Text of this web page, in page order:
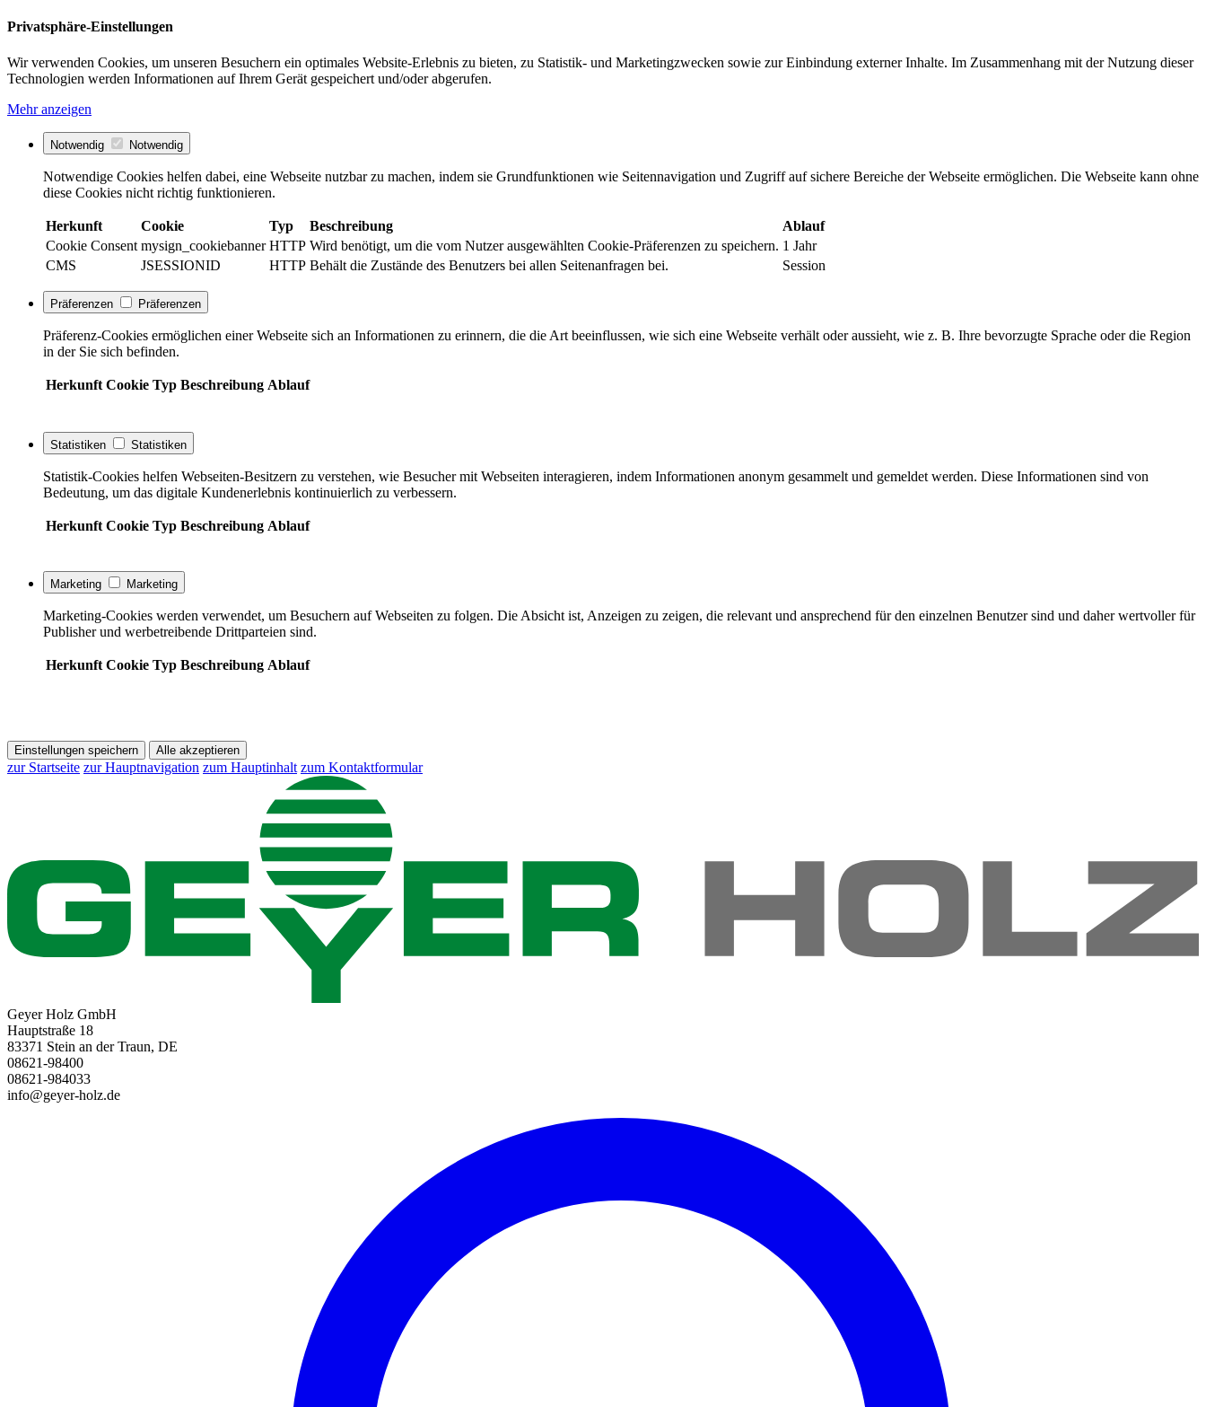
Privatsphäre-Einstellungen
Wir verwenden Cookies, um unseren Besuchern ein optimales Website-Erlebnis zu bieten, zu Statistik- und Marketingzwecken sowie zur Einbindung externer Inhalte. Im Zusammenhang mit der Nutzung dieser
Technologien werden Informationen auf Ihrem Gerät gespeichert und/oder abgerufen.
Mehr anzeigen
Notwendig Notwendig
Notwendige Cookies helfen dabei, eine Webseite nutzbar zu machen, indem sie Grundfunktionen wie Seitennavigation und Zugriff auf sichere Bereiche der Webseite ermöglichen. Die Webseite kann ohne
diese Cookies nicht richtig funktionieren.
Herkunft Cookie Typ Beschreibung
Ablauf
Cookie Consent mysign_cookiebanner HTTP Wird benötigt, um die vom Nutzer ausgewählten Cookie-Präferenzen zu speichern. 1 Jahr
CMS
JSESSIONID HTTP Behält die Zustände des Benutzers bei allen Seitenanfragen bei. Session
Präferenzen Präferenzen
Präferenz-Cookies ermöglichen einer Webseite sich an Informationen zu erinnern, die die Art beeinflussen, wie sich eine Webseite verhält oder aussieht, wie z. B. Ihre bevorzugte Sprache oder die Region
in der Sie sich befinden.
Herkunft Cookie Typ Beschreibung Ablauf
Statistiken Statistiken
Statistik-Cookies helfen Webseiten-Besitzern zu verstehen, wie Besucher mit Webseiten interagieren, indem Informationen anonym gesammelt und gemeldet werden. Diese Informationen sind von
Bedeutung, um das digitale Kundenerlebnis kontinuierlich zu verbessern.
Herkunft Cookie Typ Beschreibung Ablauf
Marketing Marketing
Marketing-Cookies werden verwendet, um Besuchern auf Webseiten zu folgen. Die Absicht ist, Anzeigen zu zeigen, die relevant und ansprechend für den einzelnen Benutzer sind und daher wertvoller für
Publisher und werbetreibende Drittparteien sind.
Herkunft Cookie Typ Beschreibung Ablauf
Einstellungen speichern Alle akzeptieren
zur Startseite zur Hauptnavigation zum Hauptinhalt zum Kontaktformular
Geyer Holz GmbH
Hauptstraße 18
83371 Stein an der Traun, DE
08621-98400
08621-984033
info@geyer-holz.de